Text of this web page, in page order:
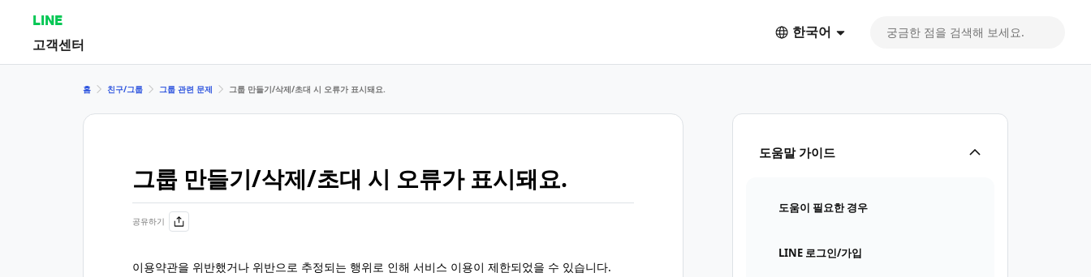
LINE
고객센터
한국어
도움말 가이드
도움이 필요한 경우
LINE 로그인/가입
홈 친구/그룹 그룹 관련 문제 그룹 만들기/삭제/초대 시 오류가 표시돼요.
그룹 만들기/삭제/초대 시 오류가 표시돼요.
공유하기
이용약관을 위반했거나 위반으로 추정되는 행위로 인해 서비스 이용이 제한되었을 수 있습니다.